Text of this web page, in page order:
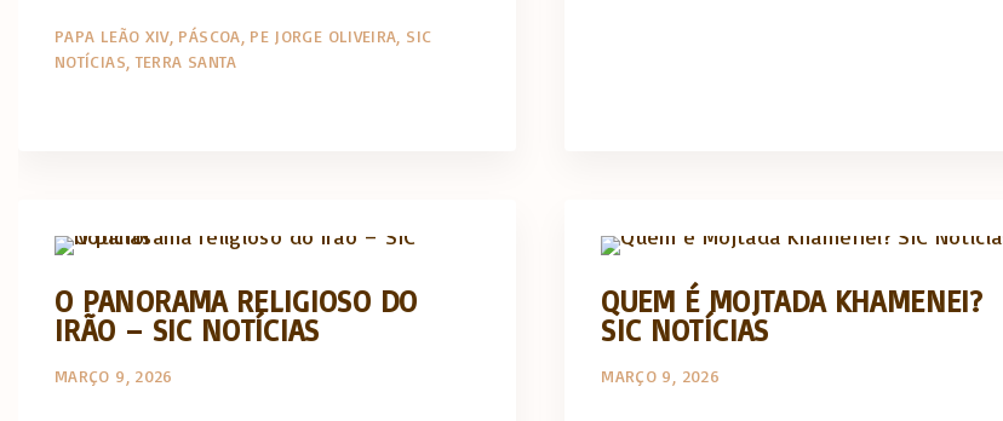
PAPA LEÃO XIV PÁSCOA PE JORGE OLIVEIRA SIC
NOTÍCIAS TERRA SANTA
O PANORAMA RELIGIOSO DO
IRÃO – SIC NOTÍCIAS
MARÇO 9, 2026
QUEM É MOJTADA KHAMENEI?
SIC NOTÍCIAS
MARÇO 9, 2026